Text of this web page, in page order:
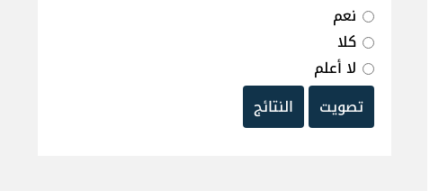
نعم
كلا
لا أعلم
تصويت
النتائج